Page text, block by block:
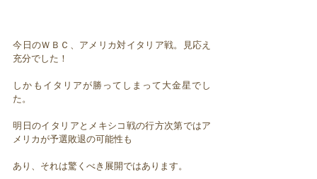
今日のＷＢＣ、アメリカ対イタリア戦。見応え
充分でした！
しかもイタリアが勝ってしまって大金星でし
た。
明日のイタリアとメキシコ戦の行方次第ではア
メリカが予選敗退の可能性も
あり、それは驚くべき展開ではあります。